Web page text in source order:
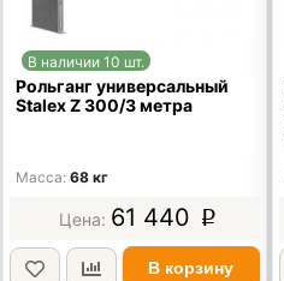
В наличии 10 шт.
Рольганг универсальный
Stalex Z 300/3 метра
Масса 68 кг
61 440 p
В корзину